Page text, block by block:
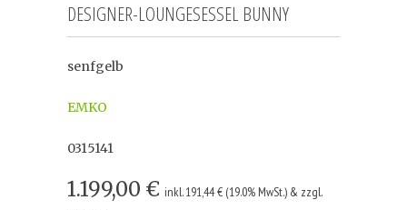
DESIGNER-LOUNGESESSEL BUNNY
senfgelb
EMKO
0315141
1.199,00 € inkl. 191,44 € (19.0% MwSt.) & zzgl.